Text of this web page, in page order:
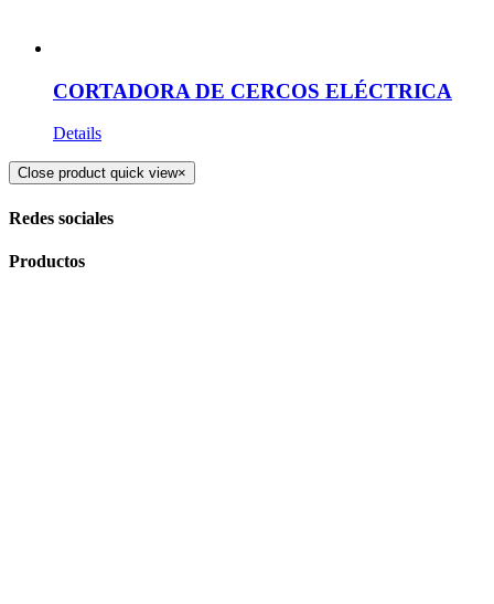
CORTADORA DE CERCOS ELÉCTRICA
Details
Close product quick view×
Redes sociales
Productos